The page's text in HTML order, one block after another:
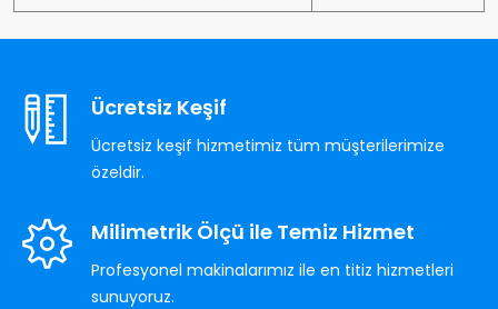
Ücretsiz Keşif
Ücretsiz keşif hizmetimiz tüm müşterilerimize
özeldir.
Milimetrik Ölçü ile Temiz Hizmet
Profesyonel makinalarımız ile en titiz hizmetleri
sunuyoruz.